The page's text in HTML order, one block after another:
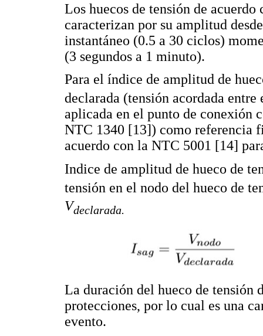
Los huecos de tensión de
caracterizan por su amplitud
instantáneo (0.5 a 30 ciclos)
(3 segundos a 1 minuto).
Para el índice de amplitud de
declarada (tensión acordada
aplicada en el punto de conexión
NTC 1340 [13]) como referencia
acuerdo con la NTC 5001 [14]
Indice de amplitud de hueco de
tensión en el nodo del hueco de
Vdeclarada.
La duración del hueco de tensión
protecciones, por lo cual es una
evento.